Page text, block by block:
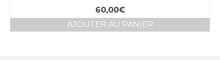
60,00€
AJOUTER AU PANIER